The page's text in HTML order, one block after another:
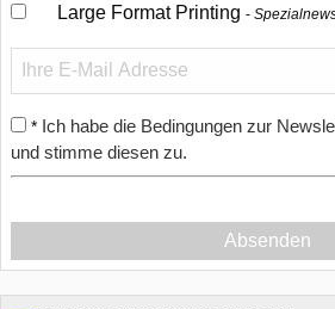
Large Format Printing
* Ich habe die Bedingungen zur
und stimme diesen zu.
Absenden